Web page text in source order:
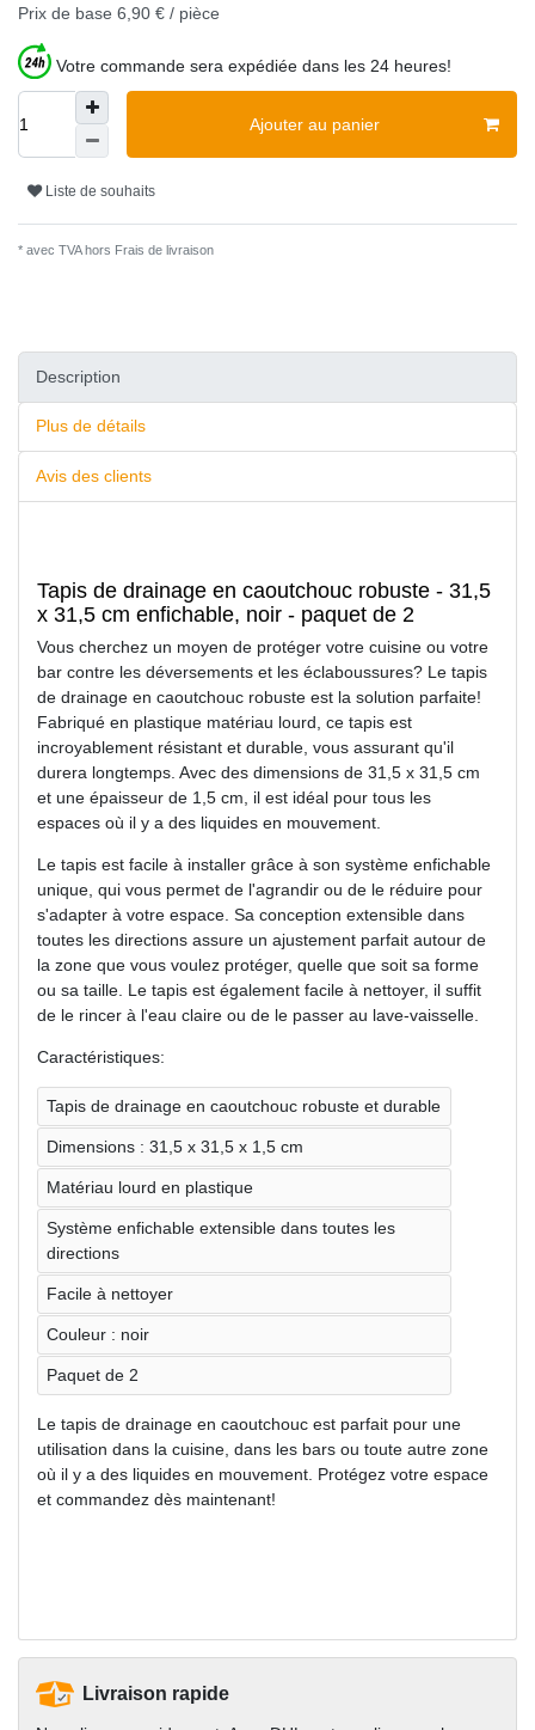
Prix de base 6,90 € / pièce
Votre commande sera expédiée dans les 24 heures!
Ajouter au panier
Liste de souhaits
* avec TVA hors Frais de livraison
Description
Plus de détails
Avis des clients
Tapis de drainage en caoutchouc robuste - 31,5
x 31,5 cm enfichable, noir - paquet de 2
Vous cherchez un moyen de protéger votre cuisine ou votre
bar contre les déversements et les éclaboussures? Le tapis
de drainage en caoutchouc robuste est la solution parfaite!
Fabriqué en plastique matériau lourd, ce tapis est
incroyablement résistant et durable, vous assurant qu'il
durera longtemps. Avec des dimensions de 31,5 x 31,5 cm
et une épaisseur de 1,5 cm, il est idéal pour tous les
espaces où il y a des liquides en mouvement.
Le tapis est facile à installer grâce à son système enfichable
unique, qui vous permet de l'agrandir ou de le réduire pour
s'adapter à votre espace. Sa conception extensible dans
toutes les directions assure un ajustement parfait autour de
la zone que vous voulez protéger, quelle que soit sa forme
ou sa taille. Le tapis est également facile à nettoyer, il suffit
de le rincer à l'eau claire ou de le passer au lave-vaisselle.
Caractéristiques:
Tapis de drainage en caoutchouc robuste et durable
Dimensions : 31,5 x 31,5 x 1,5 cm
Matériau lourd en plastique
Système enfichable extensible dans toutes les
directions
Facile à nettoyer
Couleur : noir
Paquet de 2
Le tapis de drainage en caoutchouc est parfait pour une
utilisation dans la cuisine, dans les bars ou toute autre zone
où il y a des liquides en mouvement. Protégez votre espace
et commandez dès maintenant!
Livraison rapide